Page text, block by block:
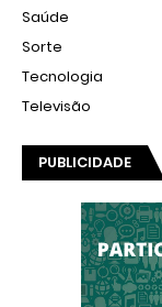
Saúde
Sorte
Tecnologia
Televisão
PUBLICIDADE